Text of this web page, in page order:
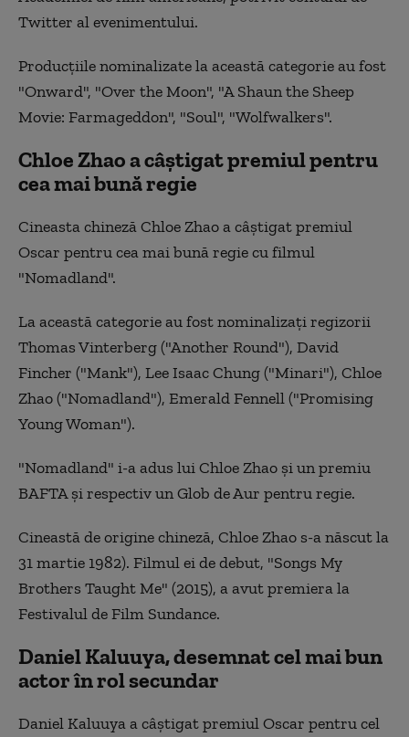
Twitter al evenimentului.
Producţiile nominalizate la această categorie au fost
"Onward", "Over the Moon", "A Shaun the Sheep
Movie: Farmageddon", "Soul", "Wolfwalkers".
Chloe Zhao a câştigat premiul pentru
cea mai bună regie
Cineasta chineză Chloe Zhao a câştigat premiul
Oscar pentru cea mai bună regie cu filmul
"Nomadland".
La această categorie au fost nominalizaţi regizorii
Thomas Vinterberg ("Another Round"), David
Fincher ("Mank"), Lee Isaac Chung ("Minari"), Chloe
Zhao ("Nomadland"), Emerald Fennell ("Promising
Young Woman").
"Nomadland" i-a adus lui Chloe Zhao şi un premiu
BAFTA şi respectiv un Glob de Aur pentru regie.
Cineastă de origine chineză, Chloe Zhao s-a născut la
31 martie 1982). Filmul ei de debut, "Songs My
Brothers Taught Me" (2015), a avut premiera la
Festivalul de Film Sundance.
Daniel Kaluuya, desemnat cel mai bun
actor în rol secundar
Daniel Kaluuya a câştigat premiul Oscar pentru cel